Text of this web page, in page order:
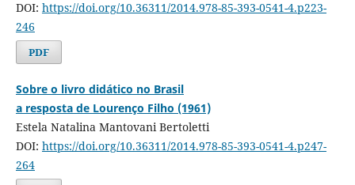
DOI: https://doi.org/10.36311/2014.978-85-393-0541-4.p223-
246
PDF
Sobre o livro didático no Brasil
a resposta de Lourenço Filho (1961)
Estela Natalina Mantovani Bertoletti
DOI: https://doi.org/10.36311/2014.978-85-393-0541-4.p247-
264